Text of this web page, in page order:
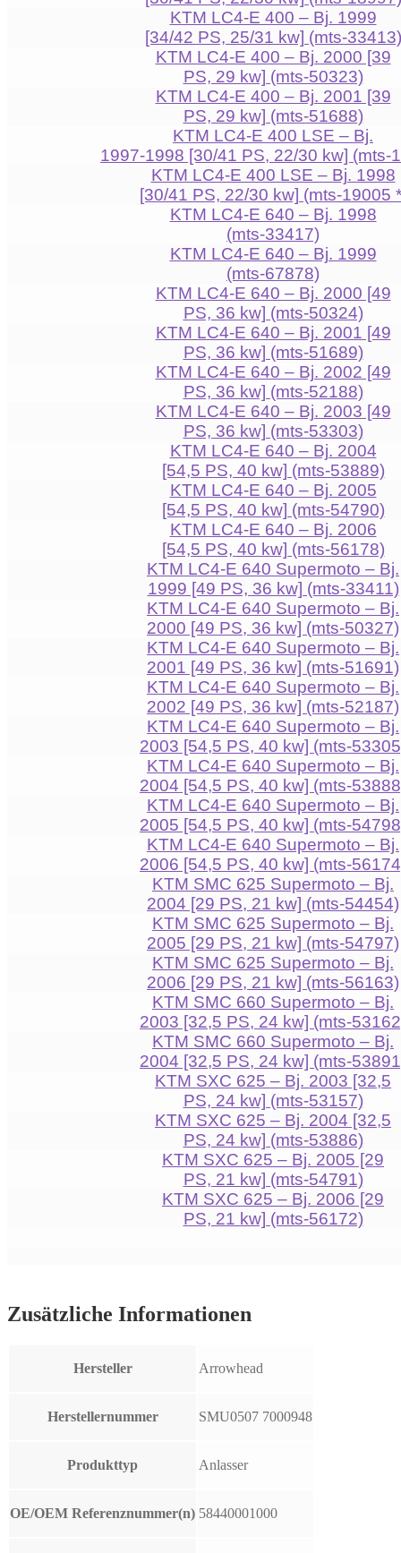
KTM LC4-E 400 – Bj. 1999
[34/42 PS, 25/31 kw] (mts-33413)
KTM LC4-E 400 – Bj. 2000 [39
PS, 29 kw] (mts-50323)
KTM LC4-E 400 – Bj. 2001 [39
PS, 29 kw] (mts-51688)
KTM LC4-E 400 LSE – Bj.
1997-1998 [30/41 PS, 22/30 kw] (mts-
KTM LC4-E 400 LSE – Bj. 1998
[30/41 PS, 22/30 kw] (mts-19005
KTM LC4-E 640 – Bj. 1998
(mts-33417)
KTM LC4-E 640 – Bj. 1999
(mts-67878)
KTM LC4-E 640 – Bj. 2000 [49
PS, 36 kw] (mts-50324)
KTM LC4-E 640 – Bj. 2001 [49
PS, 36 kw] (mts-51689)
KTM LC4-E 640 – Bj. 2002 [49
PS, 36 kw] (mts-52188)
KTM LC4-E 640 – Bj. 2003 [49
PS, 36 kw] (mts-53303)
KTM LC4-E 640 – Bj. 2004
[54,5 PS, 40 kw] (mts-53889)
KTM LC4-E 640 – Bj. 2005
[54,5 PS, 40 kw] (mts-54790)
KTM LC4-E 640 – Bj. 2006
[54,5 PS, 40 kw] (mts-56178)
KTM LC4-E 640 Supermoto – Bj.
1999 [49 PS, 36 kw] (mts-33411)
KTM LC4-E 640 Supermoto – Bj.
2000 [49 PS, 36 kw] (mts-50327)
KTM LC4-E 640 Supermoto – Bj.
2001 [49 PS, 36 kw] (mts-51691)
KTM LC4-E 640 Supermoto – Bj.
2002 [49 PS, 36 kw] (mts-52187)
KTM LC4-E 640 Supermoto – Bj.
2003 [54,5 PS, 40 kw] (mts-
KTM LC4-E 640 Supermoto – Bj.
2004 [54,5 PS, 40 kw] (mts-
KTM LC4-E 640 Supermoto – Bj.
2005 [54,5 PS, 40 kw] (mts-
KTM LC4-E 640 Supermoto – Bj.
2006 [54,5 PS, 40 kw] (mts-
KTM SMC 625 Supermoto – Bj.
2004 [29 PS, 21 kw] (mts-54454)
KTM SMC 625 Supermoto – Bj.
2005 [29 PS, 21 kw] (mts-54797)
KTM SMC 625 Supermoto – Bj.
2006 [29 PS, 21 kw] (mts-56163)
KTM SMC 660 Supermoto – Bj.
2003 [32,5 PS, 24 kw] (mts-
KTM SMC 660 Supermoto – Bj.
2004 [32,5 PS, 24 kw] (mts-
KTM SXC 625 – Bj. 2003 [32,5
PS, 24 kw] (mts-53157)
KTM SXC 625 – Bj. 2004 [32,5
PS, 24 kw] (mts-53886)
KTM SXC 625 – Bj. 2005 [29
PS, 21 kw] (mts-54791)
KTM SXC 625 – Bj. 2006 [29
PS, 21 kw] (mts-56172)
Zusätzliche Informationen
Hersteller Arrowhead
Herstellernummer SMU0507 7000948
Produkttyp Anlasser
OE/OEM Referenznummer(n) 58440001000